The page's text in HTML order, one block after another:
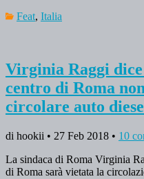
Feat, Italia
Virginia Raggi dice
centro di Roma
circolare auto
di hookii • 27 Feb 2018 • 10
La sindaca di Roma Virginia
di Roma sarà vietata la